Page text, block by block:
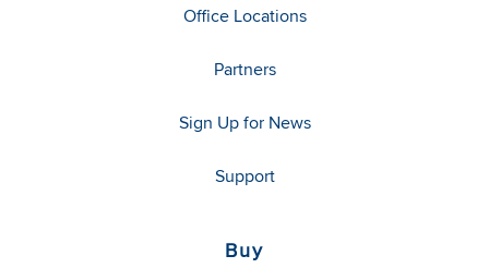
Office Locations
Partners
Sign Up for News
Support
Buy